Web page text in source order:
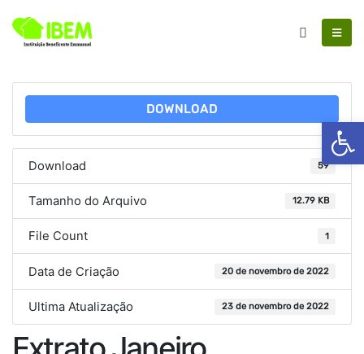
DOWNLOAD
Download 59
Tamanho do Arquivo 12.79 KB
File Count 1
Data de Criação 20 de novembro de 2022
Ultima Atualização 23 de novembro de 2022